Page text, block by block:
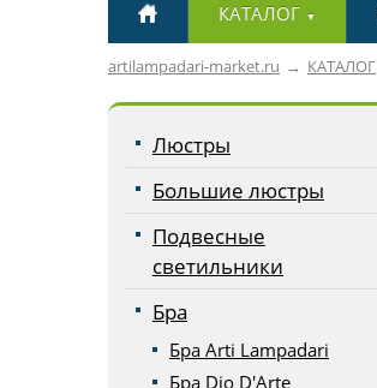
КАТАЛОГ ▼
artilampadari-market.ru КАТАЛОГ
Люстры
Большие люстры
Подвесные
светильники
Бра
Бра Arti Lampadari
Бра Dio D'Arte